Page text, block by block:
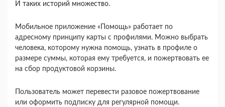
И таких историй множество.
Мобильное приложение «Помощь» работает по
адресному принципу карты с профилями. Можно выбрать
человека, которому нужна помощь, узнать в профиле о
размере суммы, которая ему требуется, и пожертвовать ее
на сбор продуктовой корзины.
Пользователь может перевести разовое пожертвование
или оформить подписку для регулярной помощи.